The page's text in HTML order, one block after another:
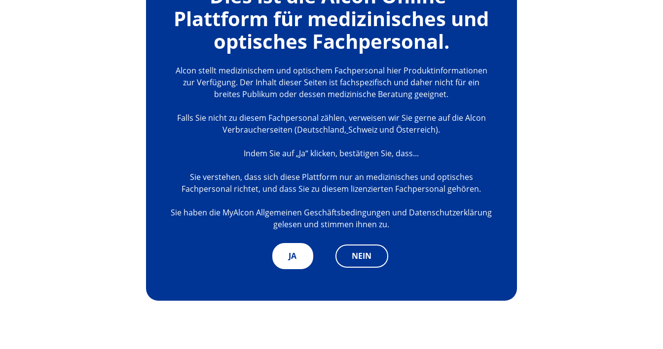
Plattform für medizinisches und
optisches Fachpersonal.
Alcon stellt medizinischem und optischem Fachpersonal hier Produktinformationen
zur Verfügung. Der Inhalt dieser Seiten ist fachspezifisch und daher nicht für ein
breites Publikum oder dessen medizinische Beratung geeignet.
Falls Sie nicht zu diesem Fachpersonal zählen, verweisen wir Sie gerne auf die Alcon
Verbraucherseiten (Deutschland,Schweiz und Österreich).
Indem Sie auf „Ja“ klicken, bestätigen Sie, dass...
Sie verstehen, dass sich diese Plattform nur an medizinisches und optisches
Fachpersonal richtet, und dass Sie zu diesem lizenzierten Fachpersonal gehören.
Sie haben die MyAlcon Allgemeinen Geschäftsbedingungen und Datenschutzerklärung
gelesen und stimmen ihnen zu.
JA NEIN